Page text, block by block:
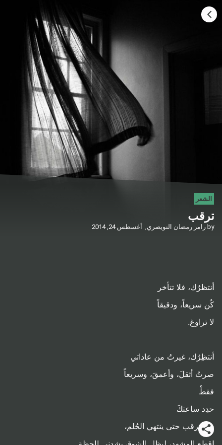
الشعر
ترقب
by رامز رمضان النويصري, أغسطس 24, 2014
أنتظرُك، فلا تتأخر
كُن سريعاً، ودقيقاً
لا تراوغ.
أنتظِرُك، غيرتُ من عاداتي
صرتُ أثقلَ، وأعمقَ، وسريعاً
فقطْ
حدِد ساعتكَ
ولا تترقب حتى ينتهي الحُلم،
HOME